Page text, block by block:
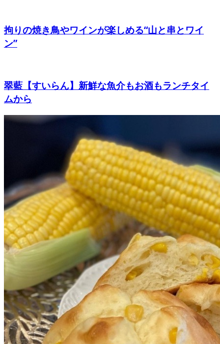
拘りの焼き鳥やワインが楽しめる“山と串とワイ
ン”
翠藍【すいらん】新鮮な魚介もお酒もランチタイ
ムから